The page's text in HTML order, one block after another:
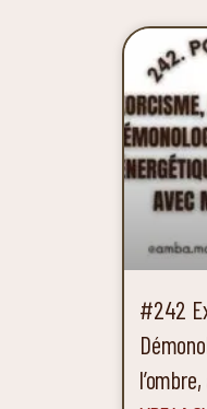
#242